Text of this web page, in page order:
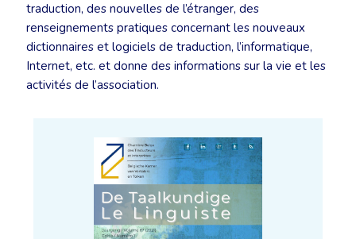
traduction, des nouvelles de l’étranger, des
renseignements pratiques concernant les nouveaux
dictionnaires et logiciels de traduction, l’informatique,
Internet, etc. et donne des informations sur la vie et les
activités de l’association.